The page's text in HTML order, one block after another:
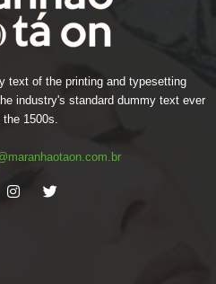
text of the printing and typesetting
industry's standard dummy text ever
1500s.